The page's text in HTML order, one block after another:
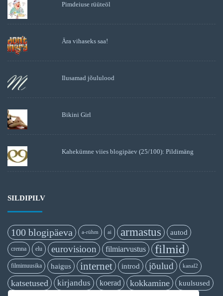
Pimdeiuse rüüteöl
Ära vihaseks saa!
Ilusamad jõululood
Bikini Girl
Kahekümne viies blogipäev (25/100): Pildimäng
SILDIPILV
100 blogipäeva a-rühm ai armastus autod
crenna elu eurovisioon filmiarvustus filmid
filmimuusika haigus internet introd jõulud kanal2
katsetused kirjandus koerad kokkamine kuulsused